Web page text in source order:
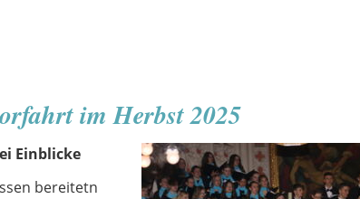
im Herbst 2025
Einblicke
bereitetn